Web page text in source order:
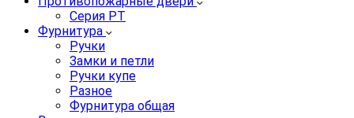
Серия PT
Фурнитура
Ручки
Замки и петли
Ручки купе
Разное
Фурнитура общая